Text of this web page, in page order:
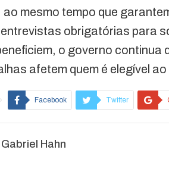
ao mesmo tempo que
obrigatórias para
o governo
afetem quem é elegível
Facebook Twitter
Gabriel Hahn